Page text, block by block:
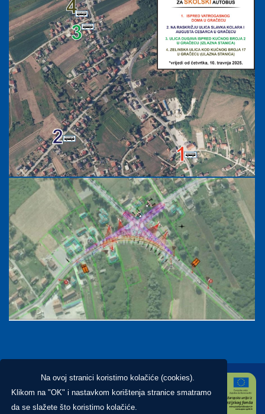
Na ovoj stranici koristimo kolačiće (cookies).
Klikom na "OK" i nastavkom korištenja stranice smatramo
da se slažete što koristimo kolačiće.